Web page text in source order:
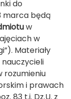
do
marca będą
w
w
Materiały
rozumieniu
i prawach